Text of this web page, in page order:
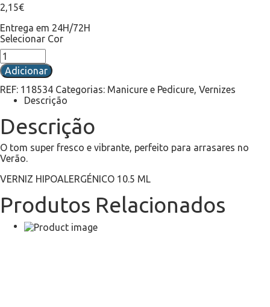
2,15€
Entrega em 24H/72H
Selecionar Cor
Adicionar
REF: 118534 Categorias: Manicure e Pedicure, Vernizes
Descrição
Descrição
O tom super fresco e vibrante, perfeito para arrasares no
Verão.
VERNIZ HIPOALERGÉNICO 10.5 ML
Produtos Relacionados